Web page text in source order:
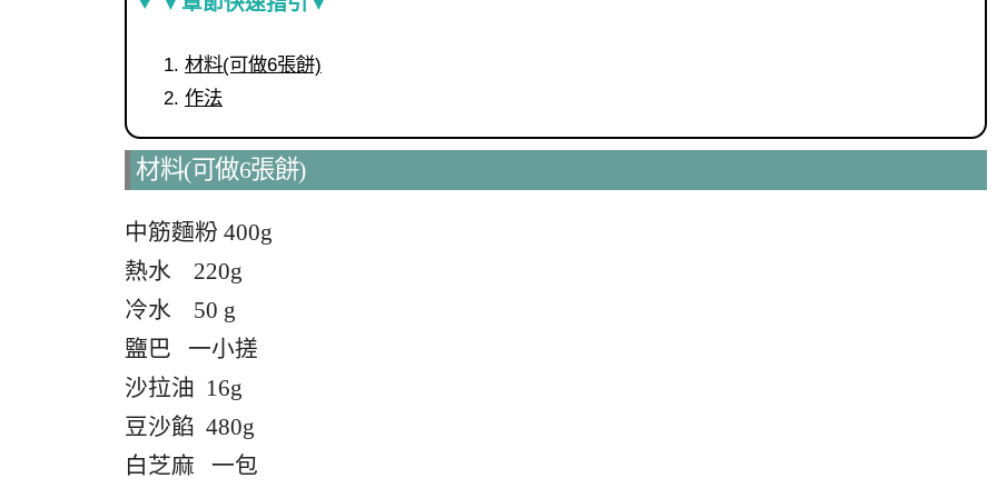
材料(可做6張餅)
作法
材料(可做6張餅)
中筋麵粉 400g
熱水 220g
冷水 50 g
鹽巴 一小搓
沙拉油 16g
豆沙餡 480g
白芝麻 一包